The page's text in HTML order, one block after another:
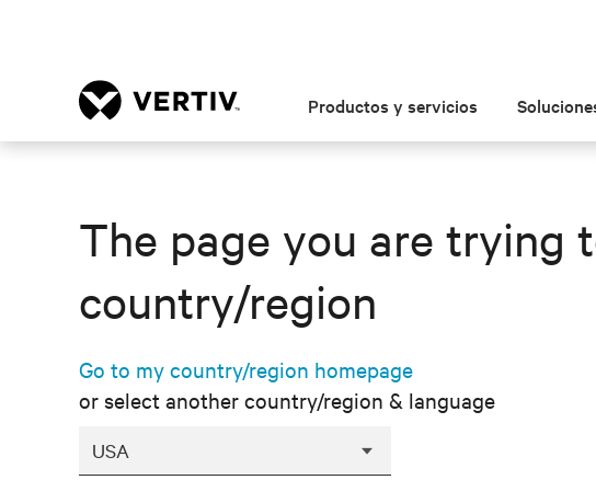
Productos y servicios
The page you are trying
country/region
Go to my country/region homepage
or select another country/region & language